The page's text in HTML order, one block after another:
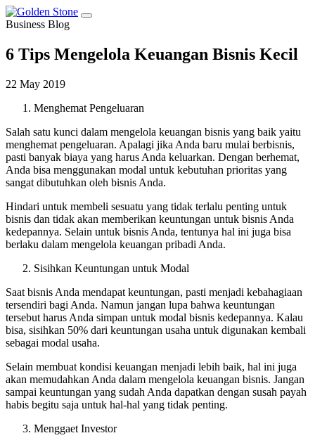
Business Blog
6 Tips Mengelola Keuangan Bisnis Kecil
22 May 2019
Menghemat Pengeluaran
Salah satu kunci dalam mengelola keuangan bisnis yang baik yaitu
menghemat pengeluaran. Apalagi jika Anda baru mulai berbisnis,
pasti banyak biaya yang harus Anda keluarkan. Dengan berhemat,
Anda bisa menggunakan modal untuk kebutuhan prioritas yang
sangat dibutuhkan oleh bisnis Anda.
Hindari untuk membeli sesuatu yang tidak terlalu penting untuk
bisnis dan tidak akan memberikan keuntungan untuk bisnis Anda
kedepannya. Selain untuk bisnis Anda, tentunya hal ini juga bisa
berlaku dalam mengelola keuangan pribadi Anda.
Sisihkan Keuntungan untuk Modal
Saat bisnis Anda mendapat keuntungan, pasti menjadi kebahagiaan
tersendiri bagi Anda. Namun jangan lupa bahwa keuntungan
tersebut harus Anda simpan untuk modal bisnis kedepannya. Kalau
bisa, sisihkan 50% dari keuntungan usaha untuk digunakan kembali
sebagai modal usaha.
Selain membuat kondisi keuangan menjadi lebih baik, hal ini juga
akan memudahkan Anda dalam mengelola keuangan bisnis. Jangan
sampai keuntungan yang sudah Anda dapatkan dengan susah payah
habis begitu saja untuk hal-hal yang tidak penting.
Menggaet Investor